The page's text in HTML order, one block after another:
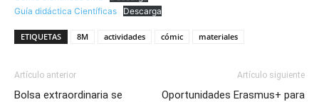
Guía didáctica Científicas
Descarga
ETIQUETAS 8M actividades cómic materiales
Artículo anterior
Bolsa extraordinaria se
Artículo siguiente
Oportunidades Erasmus+ para